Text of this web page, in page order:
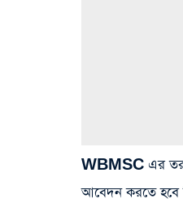
WBMSC এর
আবেদন করতে হবে